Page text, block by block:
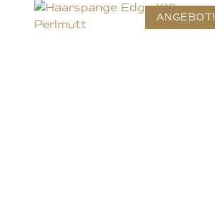
ANGEBOT!